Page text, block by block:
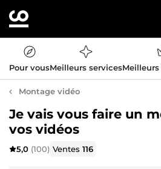
Pour vousMeilleurs services
Montage vidéo
Je vais vous faire un
vos vidéos
5,0 (100) Ventes116